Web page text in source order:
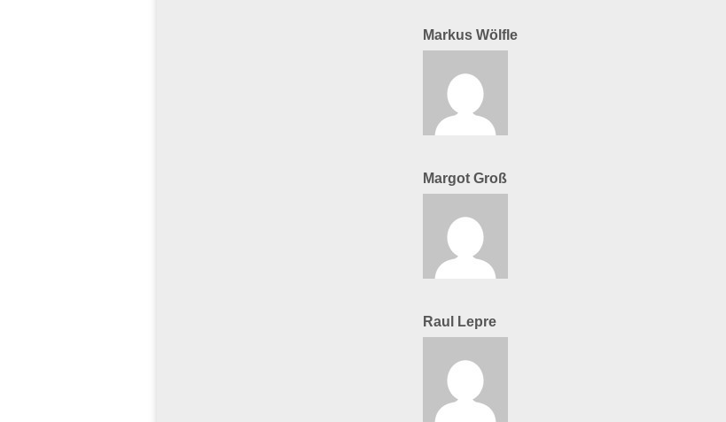
Markus Wölfle
Margot Groß
Raul Lepre